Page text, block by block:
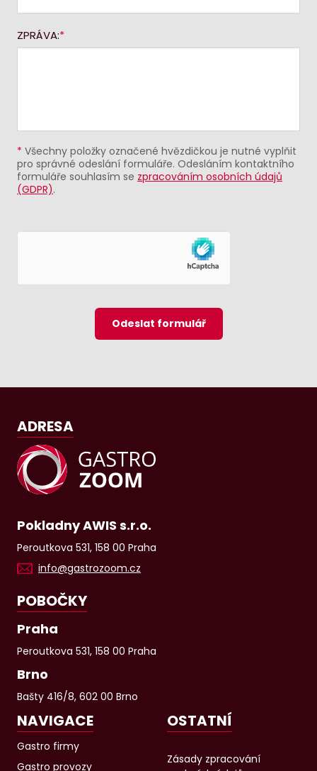
ZPRÁVA:
* Všechny položky označené hvězdičkou je nutné vyplňit
pro správné odeslání formuláře. Odesláním kontaktního
formuláře souhlasím se zpracováním osobních údajů
(GDPR).
Odeslat formulář
ADRESA
Pokladny AWIS s.r.o.
Peroutkova 531, 158 00 Praha
info@gastrozoom.cz
POBOČKY
Praha
Peroutkova 531, 158 00 Praha
Brno
Bašty 416/8, 602 00 Brno
NAVIGACE
Gastro firmy
Gastro provozy
OSTATNÍ
Zásady zpracování